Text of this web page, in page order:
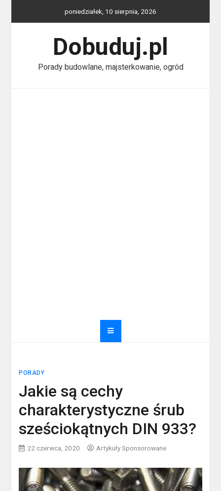
poniedziałek, 10 sierpnia, 2026
Dobuduj.pl
Porady budowlane, majsterkowanie, ogród
PORADY
Jakie są cechy
charakterystyczne śrub
sześciokątnych DIN 933?
22 czerwca, 2020 Artykuły Sponsorowane